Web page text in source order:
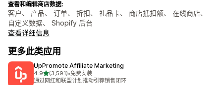
查看和编辑商店数据:
客户、 产品、 订单、 折扣、 礼品卡、 商店抵扣额、 在线商店、
自定义数据、 Shopify 后台
查看详细信息
更多此类应用
UpPromote Affiliate Marketing
4.9星（满分 5 星）
(3,591)
总共 3591 条评论
•免费安装
通过网红和联盟计划推动引荐销售闭环